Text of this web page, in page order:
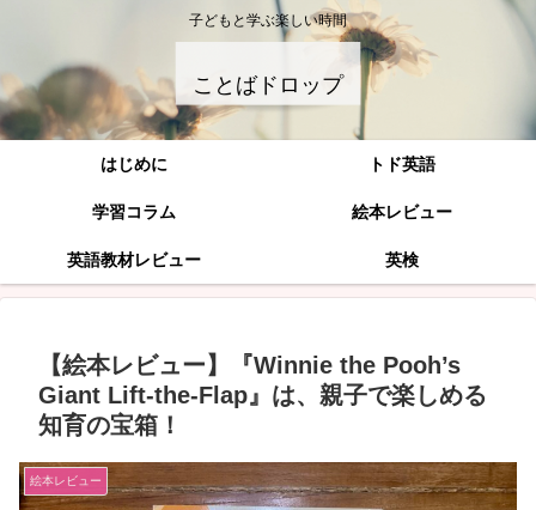
子どもと学ぶ楽しい時間
ことばドロップ
はじめに トド英語
学習コラム 絵本レビュー
英語教材レビュー 英検
【絵本レビュー】『Winnie the Pooh’s
Giant Lift-the-Flap』は、親子で楽しめる
知育の宝箱！
絵本レビュー